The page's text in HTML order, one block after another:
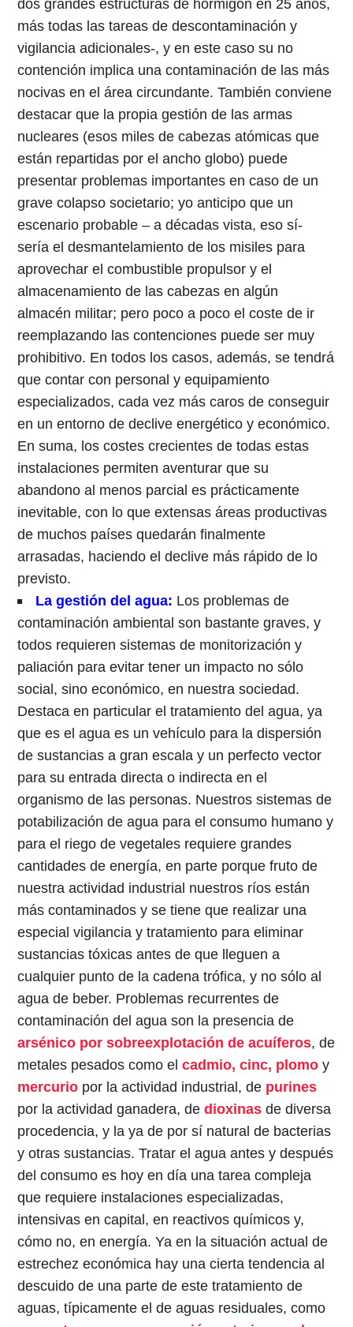
dos grandes estructuras de hormigón en 25 años,
más todas las tareas de descontaminación y
vigilancia adicionales-, y en este caso su no
contención implica una contaminación de las más
nocivas en el área circundante. También conviene
destacar que la propia gestión de las armas
nucleares (esos miles de cabezas atómicas que
están repartidas por el ancho globo) puede
presentar problemas importantes en caso de un
grave colapso societario; yo anticipo que un
escenario probable – a décadas vista, eso sí-
sería el desmantelamiento de los misiles para
aprovechar el combustible propulsor y el
almacenamiento de las cabezas en algún
almacén militar; pero poco a poco el coste de ir
reemplazando las contenciones puede ser muy
prohibitivo. En todos los casos, además, se tendrá
que contar con personal y equipamiento
especializados, cada vez más caros de conseguir
en un entorno de declive energético y económico.
En suma, los costes crecientes de todas estas
instalaciones permiten aventurar que su
abandono al menos parcial es prácticamente
inevitable, con lo que extensas áreas productivas
de muchos países quedarán finalmente
arrasadas, haciendo el declive más rápido de lo
previsto.
La gestión del agua: Los problemas de
contaminación ambiental son bastante graves, y
todos requieren sistemas de monitorización y
paliación para evitar tener un impacto no sólo
social, sino económico, en nuestra sociedad.
Destaca en particular el tratamiento del agua, ya
que es el agua es un vehículo para la dispersión
de sustancias a gran escala y un perfecto vector
para su entrada directa o indirecta en el
organismo de las personas. Nuestros sistemas de
potabilización de agua para el consumo humano y
para el riego de vegetales requiere grandes
cantidades de energía, en parte porque fruto de
nuestra actividad industrial nuestros ríos están
más contaminados y se tiene que realizar una
especial vigilancia y tratamiento para eliminar
sustancias tóxicas antes de que lleguen a
cualquier punto de la cadena trófica, y no sólo al
agua de beber. Problemas recurrentes de
contaminación del agua son la presencia de
arsénico por sobreexplotación de acuíferos, de
metales pesados como elcadmio, cinc, plomo y
mercurio por la actividad industrial, de purines
por la actividad ganadera, dedioxinas de diversa
procedencia, y la ya de por sí natural de bacterias
y otras sustancias. Tratar el agua antes y después
del consumo es hoy en día una tarea compleja
que requiere instalaciones especializadas,
intensivas en capital, en reactivos químicos y,
cómo no, en energía. Ya en la situación actual de
estrechez económica hay una cierta tendencia al
descuido de una parte de este tratamiento de
aguas, típicamente el de aguas residuales, como